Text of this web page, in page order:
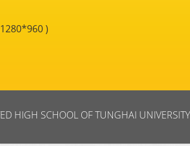
)
HIGH SCHOOL OF TUNGHAI UNIVERSITY